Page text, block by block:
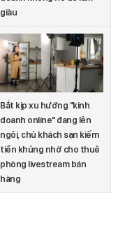
giàu
Bắt kịp xu hướng "kinh
doanh online" đang lên
ngôi, chủ khách sạn kiếm
tiền khủng nhờ cho thuê
phòng livestream bán
hàng